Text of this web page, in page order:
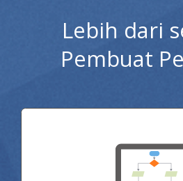
Lebih dari
Pembuat